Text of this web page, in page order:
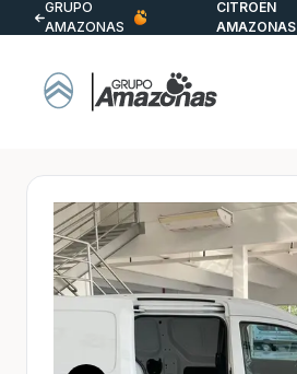
GRUPO
AMAZONAS
CITROËN
AMAZONAS